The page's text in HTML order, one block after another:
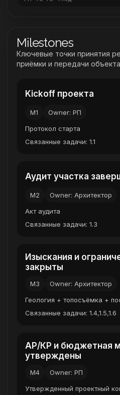
Milestones
Ключевые точки принятия
приёмки и передачи
Kickoff проекта
M1
Owner: РП
Протокол старта
Связанные задачи: 1.1
Аудит участка
M2
Owner: Архитектор
Акт аудита
Связанные задачи: 1.3
Изыскания и
закрыты
M3
Owner: Архитектор
Геология + топосъёмка +
Связанные задачи: 1.4,1.5,1.6
АР/КР и бюджетная
утверждены
M4
Owner: РП
Утвержденный проектный